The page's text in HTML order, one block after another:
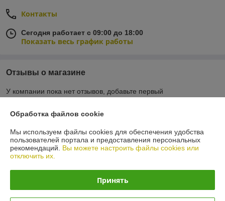
Контакты
Сегодня работает с 09:00 до 18:00
Показать весь график работы
Отзывы о магазине
У компании пока нет отзывов, добавьте первый
О нас
Контакты
График работы
Обработка файлов cookie
Мы используем файлы cookies для обеспечения удобства
пользователей портала и предоставления персональных
рекомендаций. Вы можете настроить файлы cookies или
отключить их.
Принять